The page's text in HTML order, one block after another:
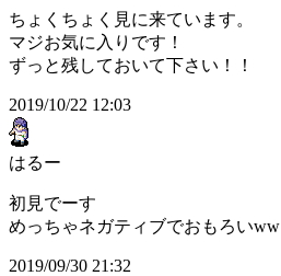
ちょくちょく見に来ています。
マジお気に入りです！
ずっと残しておいて下さい！！
2019/10/22 12:03
はるー
初見でーす
めっちゃネガティブでおもろいww
2019/09/30 21:32